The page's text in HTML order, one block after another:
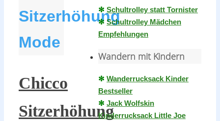
Sitzerhöhung
Mode
Chicco
Sitzerhöhung
✻ Schultrolley statt Tornister
✻ Schultrolley Mädchen
Empfehlungen
Wandern mit Kindern
✻ Wanderrucksack Kinder
Bestseller
✻ Jack Wolfskin
Kinderrucksack Little Joe